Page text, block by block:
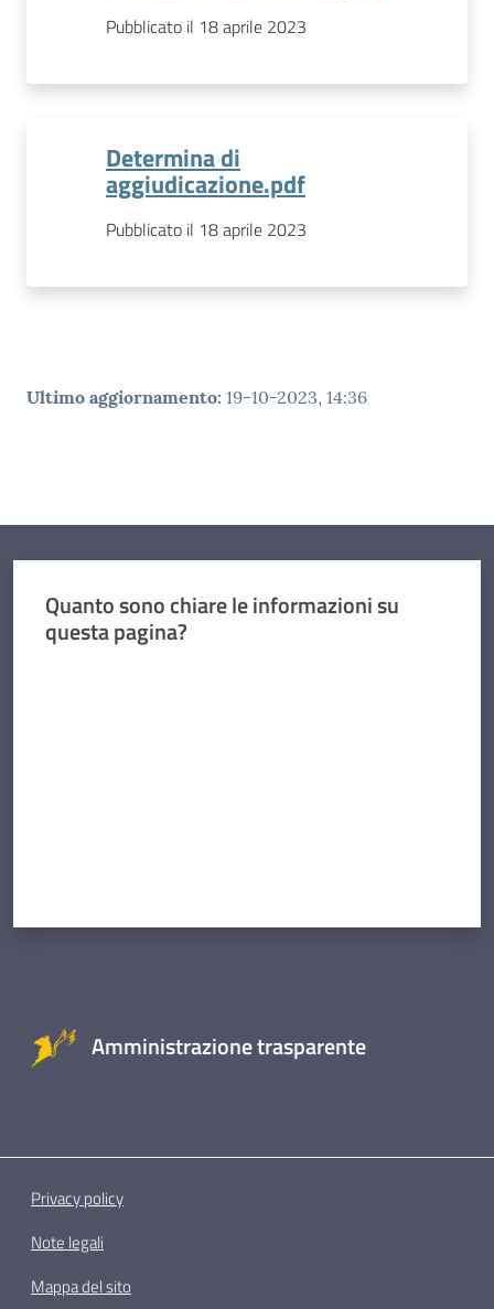
Pubblicato il 18 aprile 2023
Determina di
aggiudicazione.pdf
Pubblicato il 18 aprile 2023
Ultimo aggiornamento: 19-10-2023, 14:36
Quanto sono chiare le informazioni su
questa pagina?
Amministrazione trasparente
Privacy policy
Note legali
Mappa del sito